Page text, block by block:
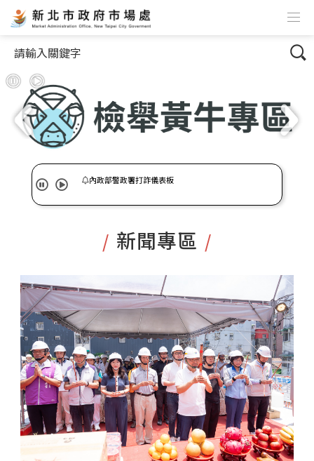
跳到主要內容
網站導覽
搜尋
暫停 播放
暫停
內政部警政署打詐儀表板
內政部警政署打詐儀表板
/ 新聞專區 /